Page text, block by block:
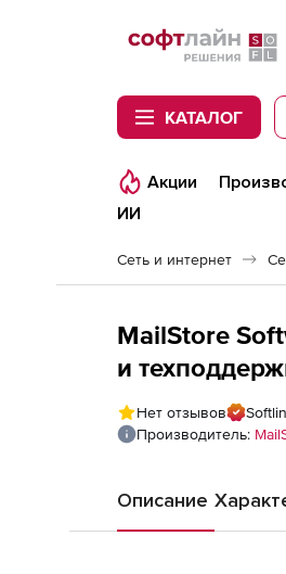
Softline
КАТАЛОГ
Акции
ИИ
Сеть и интернет
MailStore
и
Нет отзывов
Производитель:
Описание